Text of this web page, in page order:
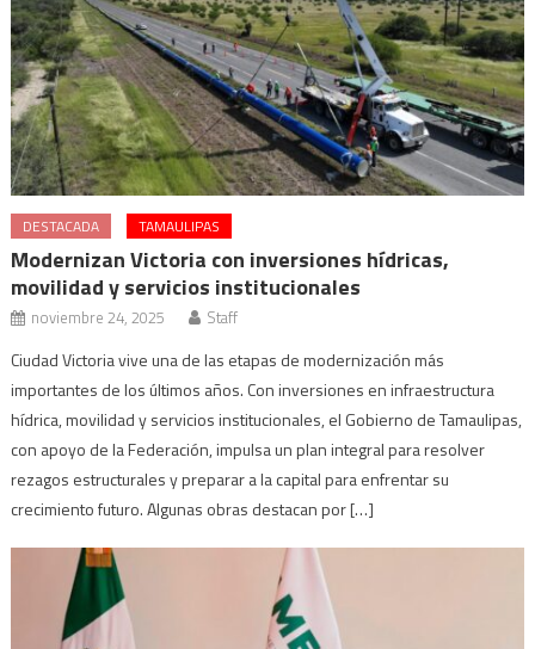
DESTACADA TAMAULIPAS
Modernizan Victoria con inversiones hídricas,
movilidad y servicios institucionales
noviembre 24, 2025 Staff
Ciudad Victoria vive una de las etapas de modernización más
importantes de los últimos años. Con inversiones en infraestructura
hídrica, movilidad y servicios institucionales, el Gobierno de Tamaulipas,
con apoyo de la Federación, impulsa un plan integral para resolver
rezagos estructurales y preparar a la capital para enfrentar su
crecimiento futuro. Algunas obras destacan por […]